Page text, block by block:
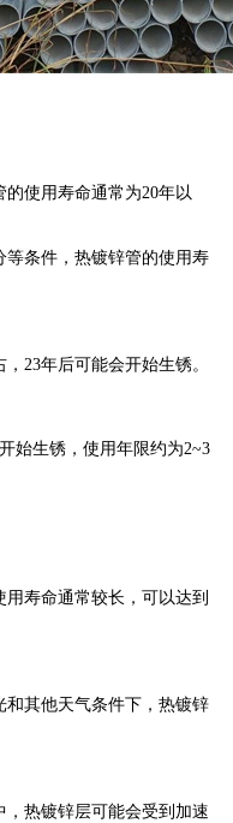
使用寿命通常为20年以
条件，热镀锌管的使用寿
23年后可能会开始生锈。
生锈，使用年限约为2~3
寿命通常较长，可以达到
其他天气条件下，热镀锌
热镀锌层可能会受到加速